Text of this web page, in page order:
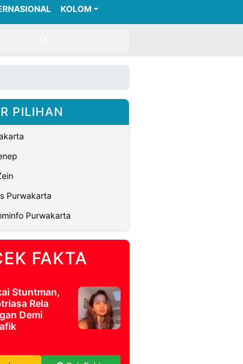
KOLOM
PILIHAN
Purwakarta
Purwakarta
FAKTA
Stuntman,
Rela
Demi